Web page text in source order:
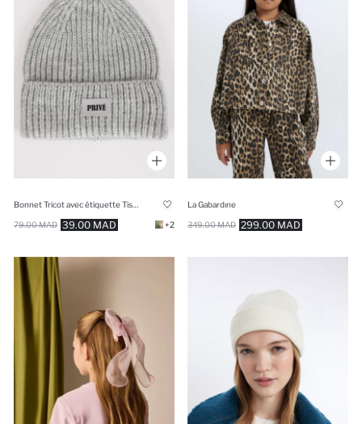
39.00 MAD
79.00 MAD +2
La Gabardıne
299.00 MAD
349.00 MAD